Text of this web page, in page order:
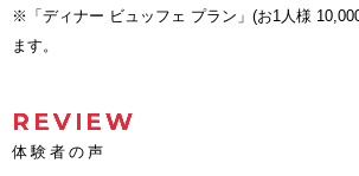
※「ディナー ビュッフェ プラン」(お1人様
ます。
REVIEW
体験者の声